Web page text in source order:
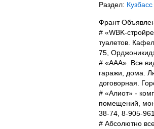
Раздел: Кузбасс
Франт
# «WBK-
туалетов.
75,
# «ААА». Все
гаражи, дома.
договорная.
# «Алиот» -
помещений,
38-74, 8-905-
# Абсолютно